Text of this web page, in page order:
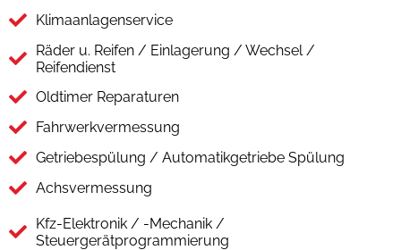
Klimaanlagenservice
Räder u. Reifen / Einlagerung / Wechsel /
Reifendienst
Oldtimer Reparaturen
Fahrwerkvermessung
Getriebespülung / Automatikgetriebe Spülung
Achsvermessung
Kfz-Elektronik / -Mechanik /
Steuergerätprogrammierung